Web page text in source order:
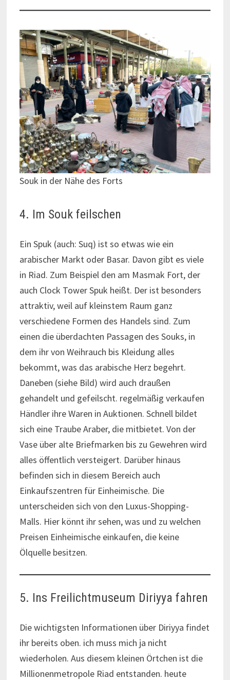
Souk in der Nähe des Forts
4. Im Souk feilschen
Ein Spuk (auch: Suq) ist so etwas wie ein
arabischer Markt oder Basar. Davon gibt es viele
in Riad. Zum Beispiel den am Masmak Fort, der
auch Clock Tower Spuk heißt. Der ist besonders
attraktiv, weil auf kleinstem Raum ganz
verschiedene Formen des Handels sind. Zum
einen die überdachten Passagen des Souks, in
dem ihr von Weihrauch bis Kleidung alles
bekommt, was das arabische Herz begehrt.
Daneben (siehe Bild) wird auch draußen
gehandelt und gefeilscht. regelmäßig verkaufen
Händler ihre Waren in Auktionen. Schnell bildet
sich eine Traube Araber, die mitbietet. Von der
Vase über alte Briefmarken bis zu Gewehren wird
alles öffentlich versteigert. Darüber hinaus
befinden sich in diesem Bereich auch
Einkaufszentren für Einheimische. Die
unterscheiden sich von den Luxus-Shopping-
Malls. Hier könnt ihr sehen, was und zu welchen
Preisen Einheimische einkaufen, die keine
Ölquelle besitzen.
5. Ins Freilichtmuseum Diriyya fahren
Die wichtigsten Informationen über Diriyya findet
ihr bereits oben. ich muss mich ja nicht
wiederholen. Aus diesem kleinen Örtchen ist die
Millionenmetropole Riad entstanden. heute